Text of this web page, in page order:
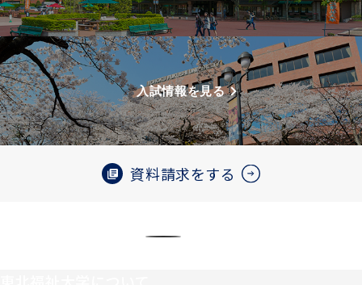
入試情報を見る
資料請求をする